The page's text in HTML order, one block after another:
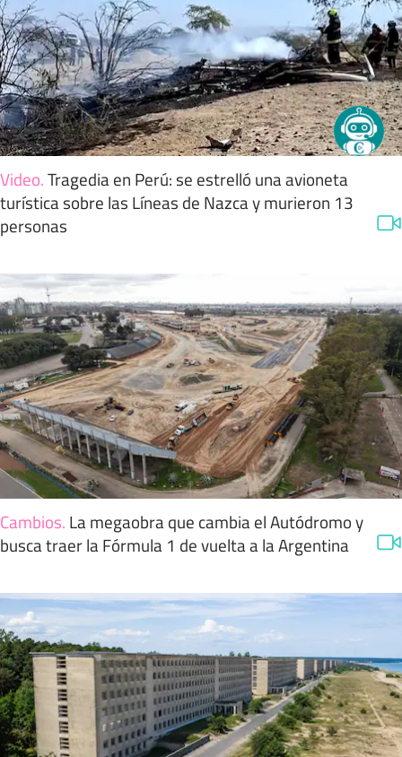
Video.Tragedia en Perú: se estrelló una avioneta
turística sobre las Líneas de Nazca y murieron 13
personas
Cambios. La megaobra que cambia el Autódromo y
busca traer la Fórmula 1 de vuelta a la Argentina